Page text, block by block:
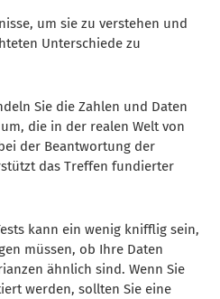
um sie zu verstehen und
Unterschiede zu
Sie die Zahlen und Daten
die in der realen Welt von
der Beantwortung der
das Treffen fundierter
kann ein wenig knifflig sein,
müssen, ob Ihre Daten
ähnlich sind. Wenn Sie
werden, sollten Sie eine